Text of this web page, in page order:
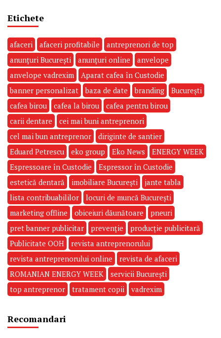
Etichete
afaceri afaceri profitabile
antreprenori de top
anunțuri București
anunțuri online
anvelope
anvelope vadrexim
Aparat cafea în Custodie
banner personalizat
baza de date branding
București
cafea birou
cafea la birou
cafea pentru birou
carii dentare
cei mai buni antreprenori
cel mai bun antreprenor
diriginte de santier
Eduard Petrescu
eko group Eko News
ENERGY WEEK
Espressoare în Custodie
Espressor în Custodie
estetică dentară
imobiliare București
jante tabla
lista contribuabililor
locuri de muncă București
marketing offline
obiceiuri dăunătoare
pneuri
pret banner publicitar
prevenție
producție publicitară
Publicitate OOH
revista antreprenorului
revista antreprenorului online
revista de afaceri
ROMANIAN ENERGY WEEK
servicii București
top antreprenor
tratament copii vadrexim
Recomandari